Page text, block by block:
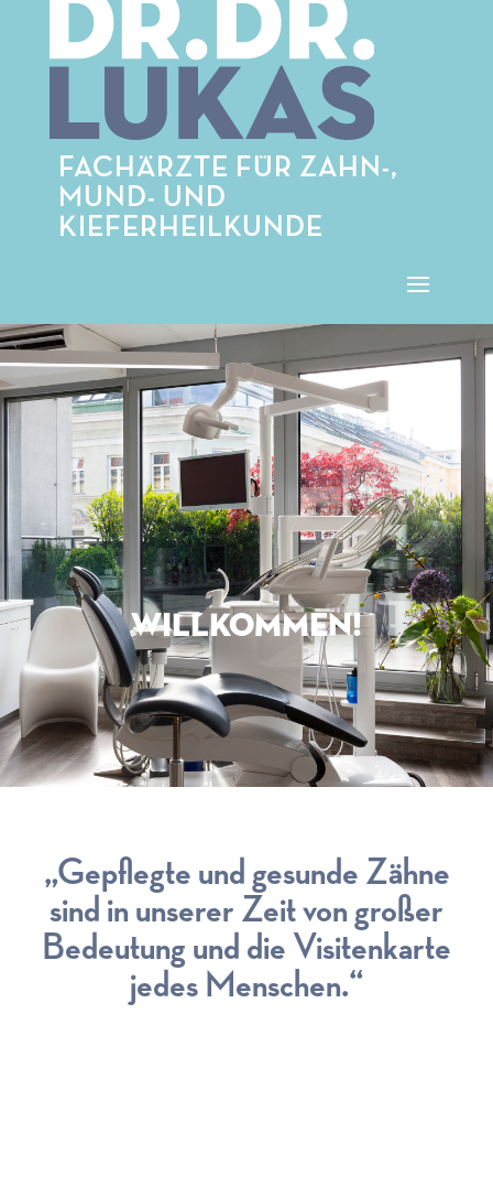
FACHÄRZTE FÜR ZAHN-,
MUND- UND
KIEFERHEILKUNDE
WILLKOMMEN!
„Gepflegte und gesunde Zähne
sind in unserer Zeit von großer
Bedeutung und die Visitenkarte
jedes Menschen.“